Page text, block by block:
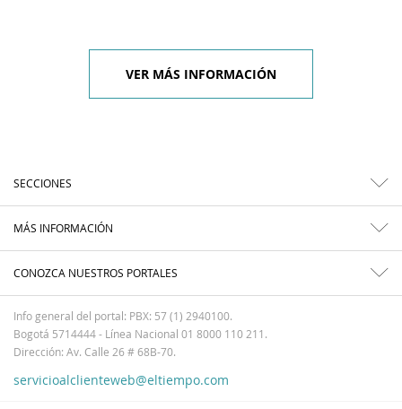
VER MÁS INFORMACIÓN
SECCIONES
MÁS INFORMACIÓN
CONOZCA NUESTROS PORTALES
Info general del portal: PBX: 57 (1) 2940100.
Bogotá 5714444 - Línea Nacional 01 8000 110 211.
Dirección: Av. Calle 26 # 68B-70.
servicioalclienteweb@eltiempo.com